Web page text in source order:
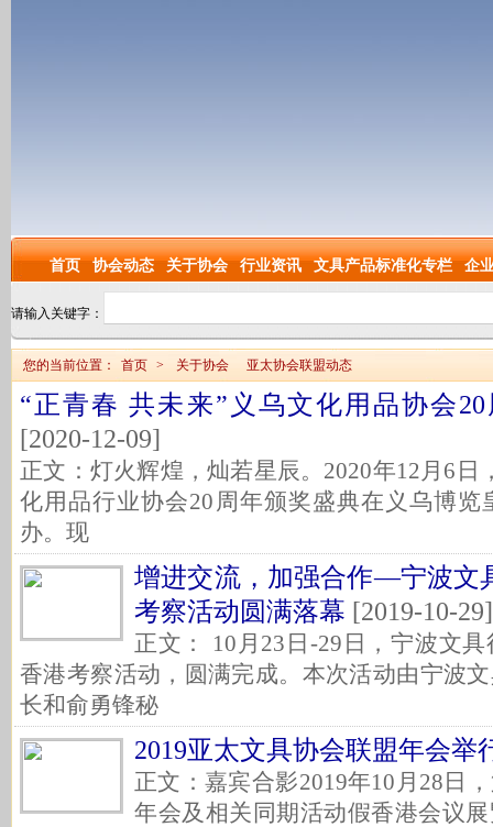
首页 协会动态 关于协会 行业资讯 文具产品标准化专栏 企
请输入关键字：
您的当前位置： 首页 > 关于协会 亚太协会联盟动态
“正青春 共未来”义乌文化用品协会
[2020-12-09]
正文：灯火辉煌，灿若星辰。2020年12月6日
化用品行业协会20周年颁奖盛典在义乌博
办。现
增进交流，加强合作—宁波文
考察活动圆满落幕 [2019-10-29]
正文： 10月23日-29日，宁波文
香港考察活动，圆满完成。本次活动由宁波
长和俞勇锋秘
2019亚太文具协会联盟年会举
正文：嘉宾合影2019年10月28日
年会及相关同期活动假香港会议